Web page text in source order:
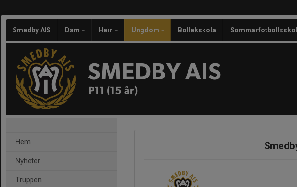
Smedby AIS Dam Herr Ungdom Bollekskola
SMEDBY AIS
P11 (15 år)
Hem
Nyheter
Truppen